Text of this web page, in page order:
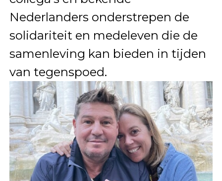
Nederlanders onderstrepen de
solidariteit en medeleven die de
samenleving kan bieden in tijden
van tegenspoed.